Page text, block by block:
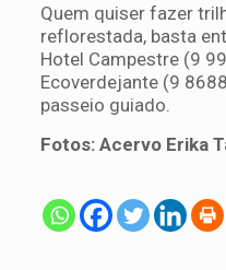
Quem quiser fazer
reflorestada, basta
Hotel Campestre (9
Ecoverdejante (9
passeio guiado.
Fotos: Acervo Erika